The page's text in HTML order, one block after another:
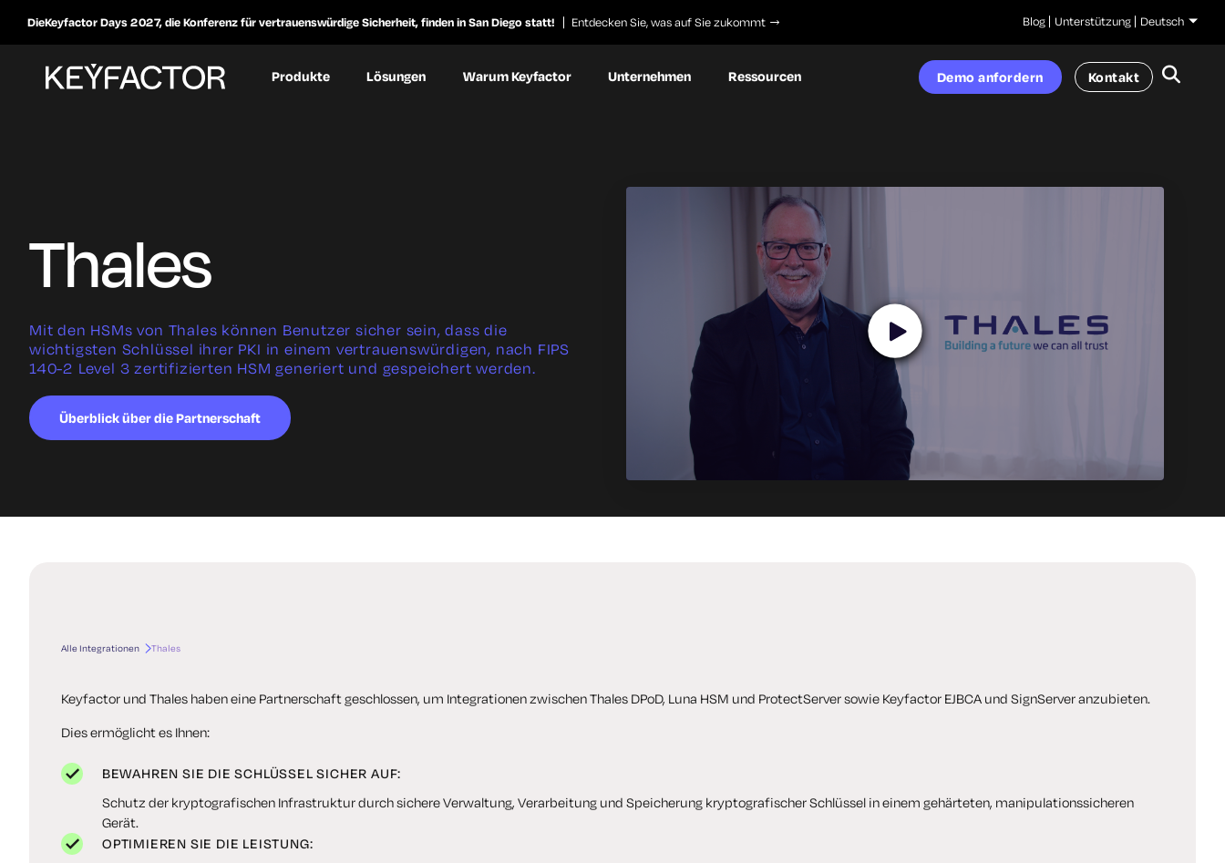
DieKeyfactor Days 2027, die Konferenz für vertrauenswürdige Sicherheit, finden in San Diego statt! Entdecken Sie, was auf Sie zukommt Blog Unterstützung Deutsch
Produkte Lösungen Warum Keyfactor Unternehmen Ressourcen Demo anfordern Kontakt
Thales
Mit den HSMs von Thales können Benutzer sicher sein, dass die
wichtigsten Schlüssel ihrer PKI in einem vertrauenswürdigen, nach FIPS
140-2 Level 3 zertifizierten HSM generiert und gespeichert werden.
Überblick über die Partnerschaft
Alle Integrationen Thales
Keyfactor und Thales haben eine Partnerschaft geschlossen, um Integrationen zwischen Thales DPoD, Luna HSM und ProtectServer sowie Keyfactor EJBCA und SignServer anzubieten.
Dies ermöglicht es Ihnen:
BEWAHREN SIE DIE SCHLÜSSEL SICHER AUF:
Schutz der kryptografischen Infrastruktur durch sichere Verwaltung, Verarbeitung und Speicherung kryptografischer Schlüssel in einem gehärteten, manipulationssicheren
Gerät.
OPTIMIEREN SIE DIE LEISTUNG: